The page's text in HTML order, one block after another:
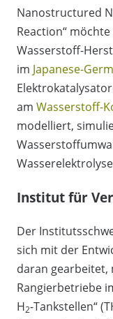
Nanostructured
Reaction“
Wasserstoff-
im Japanese-
am Wasserstoff-
modelliert,
Wasserelektrolyse
Institut für
Der
sich mit der
daran
Rangierbetriebe
H2-Tankstellen“